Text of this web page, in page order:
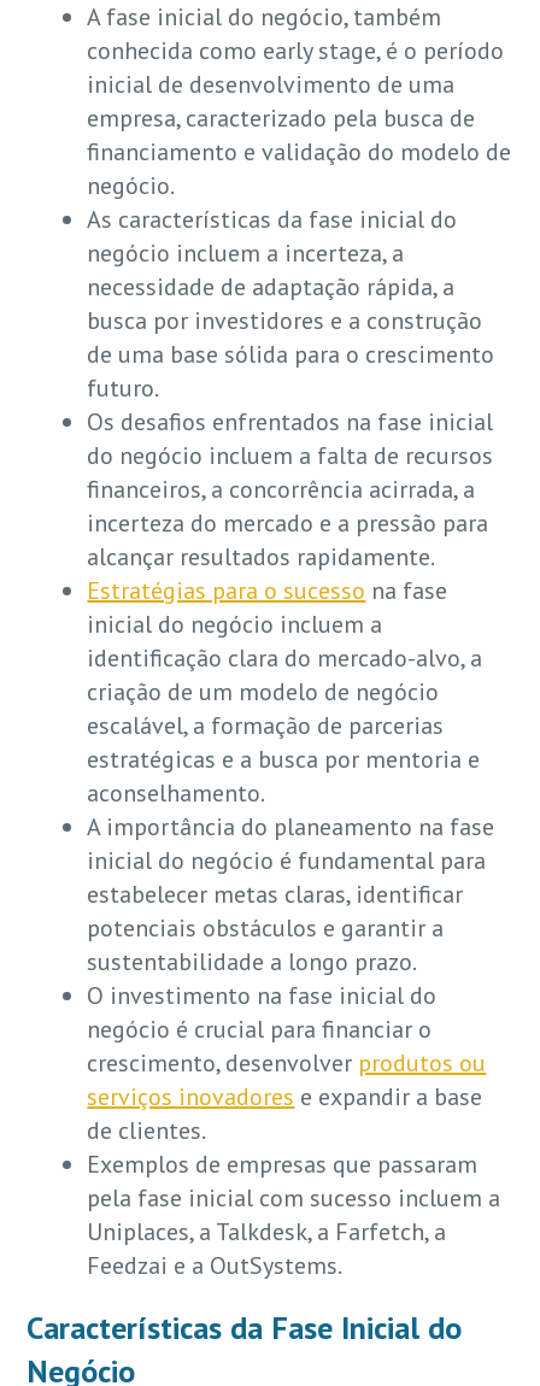
A fase inicial do negócio, também
conhecida como early stage, é o período
inicial de desenvolvimento de uma
empresa, caracterizado pela busca de
financiamento e validação do modelo de
negócio.
As características da fase inicial do
negócio incluem a incerteza, a
necessidade de adaptação rápida, a
busca por investidores e a construção
de uma base sólida para o crescimento
futuro.
Os desafios enfrentados na fase inicial
do negócio incluem a falta de recursos
financeiros, a concorrência acirrada, a
incerteza do mercado e a pressão para
alcançar resultados rapidamente.
Estratégias para o sucesso na fase
inicial do negócio incluem a
identificação clara do mercado-alvo, a
criação de um modelo de negócio
escalável, a formação de parcerias
estratégicas e a busca por mentoria e
aconselhamento.
A importância do planeamento na fase
inicial do negócio é fundamental para
estabelecer metas claras, identificar
potenciais obstáculos e garantir a
sustentabilidade a longo prazo.
O investimento na fase inicial do
negócio é crucial para financiar o
crescimento, desenvolver produtos ou
serviços inovadores e expandir a base
de clientes.
Exemplos de empresas que passaram
pela fase inicial com sucesso incluem a
Uniplaces, a Talkdesk, a Farfetch, a
Feedzai e a OutSystems.
Características da Fase Inicial do
Negócio